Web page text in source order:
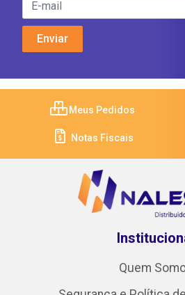
Meus Pedidos
Notas Fiscais
Quem